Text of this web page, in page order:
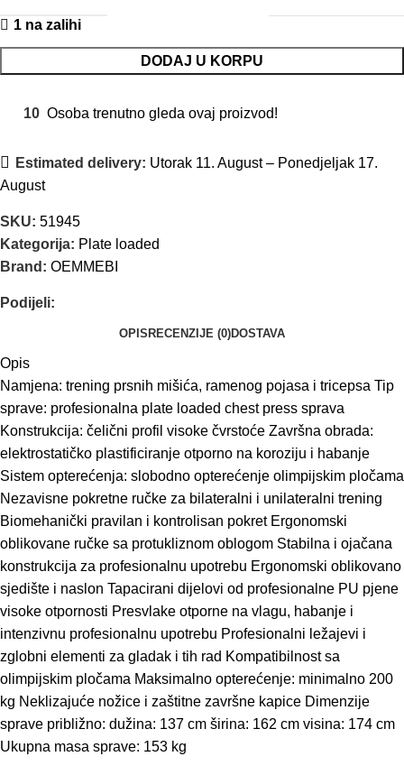
1 na zalihi
DODAJ U KORPU
10 Osoba trenutno gleda ovaj proizvod!
Estimated delivery: Utorak 11. August – Ponedjeljak 17.
August
SKU: 51945
Kategorija: Plate loaded
Brand: OEMMEBI
Podijeli:
OPIS RECENZIJE (0)DOSTAVA
Opis
Namjena: trening prsnih mišića, ramenog pojasa i tricepsa Tip
sprave: profesionalna plate loaded chest press sprava
Konstrukcija: čelični profil visoke čvrstoće Završna obrada:
elektrostatičko plastificiranje otporno na koroziju i habanje
Sistem opterećenja: slobodno opterećenje olimpijskim pločama
Nezavisne pokretne ručke za bilateralni i unilateralni trening
Biomehanički pravilan i kontrolisan pokret Ergonomski
oblikovane ručke sa protukliznom oblogom Stabilna i ojačana
konstrukcija za profesionalnu upotrebu Ergonomski oblikovano
sjedište i naslon Tapacirani dijelovi od profesionalne PU pjene
visoke otpornosti Presvlake otporne na vlagu, habanje i
intenzivnu profesionalnu upotrebu Profesionalni ležajevi i
zglobni elementi za gladak i tih rad Kompatibilnost sa
olimpijskim pločama Maksimalno opterećenje: minimalno 200
kg Neklizajuće nožice i zaštitne završne kapice Dimenzije
sprave približno: dužina: 137 cm širina: 162 cm visina: 174 cm
Ukupna masa sprave: 153 kg